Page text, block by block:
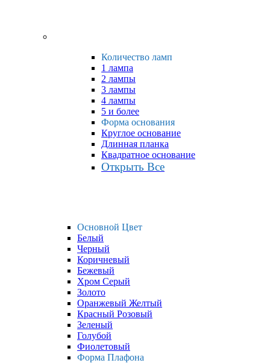
Количество ламп
1 лампа
2 лампы
3 лампы
4 лампы
5 и более
Форма основания
Круглое основание
Длинная планка
Квадратное основание
Открыть Все
Основной Цвет
Белый
Черный
Коричневый
Бежевый
Хром Серый
Золото
Оранжевый Желтый
Красный Розовый
Зеленый
Голубой
Фиолетовый
Форма Плафона